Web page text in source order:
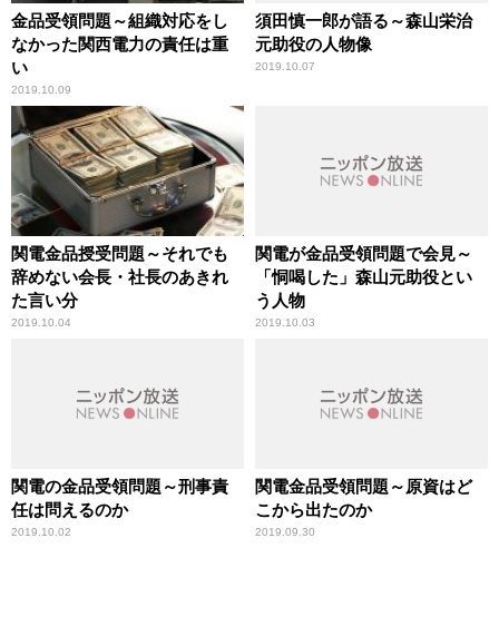
金品受領問題～組織対応をし
なかった関西電力の責任は重
い
2019.10.09
須田慎一郎が語る～森山栄治
元助役の人物像
2019.10.07
関電金品授受問題～それでも
辞めない会長・社長のあきれ
た言い分
2019.10.04
関電が金品受領問題で会見～
「恫喝した」森山元助役とい
う人物
2019.10.03
関電の金品受領問題～刑事責
任は問えるのか
2019.10.02
関電金品受領問題～原資はど
こから出たのか
2019.09.30